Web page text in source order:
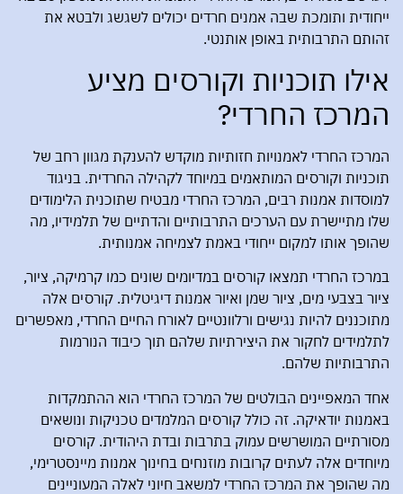
ייחודית ותומכת שבה אמנים חרדים יכולים לשגשג ולבטא את
זהותם התרבותית באופן אותנטי.
אילו תוכניות וקורסים מציע
המרכז החרדי?
המרכז החרדי לאמנויות חזותיות מוקדש להענקת מגוון רחב של
תוכניות וקורסים המותאמים במיוחד לקהילה החרדית. בניגוד
למוסדות אמנות רבים, המרכז החרדי מבטיח שתוכנית הלימודים
שלו מתיישרת עם הערכים התרבותיים והדתיים של תלמידיו, מה
שהופך אותו למקום ייחודי באמת לצמיחה אמנותית.
במרכז החרדי תמצאו קורסים במדיומים שונים כמו קרמיקה, ציור,
ציור בצבעי מים, ציור שמן ואיור אמנות דיגיטלית. קורסים אלה
מתוכננים להיות נגישים ורלוונטיים לאורח החיים החרדי, מאפשרים
לתלמידים לחקור את היצירתיות שלהם תוך כיבוד הנורמות
התרבותיות שלהם.
אחד המאפיינים הבולטים של המרכז החרדי הוא ההתמקדות
באמנות יודאיקה. זה כולל קורסים המלמדים טכניקות ונושאים
מסורתיים המושרשים עמוק בתרבות ובדת היהודית. קורסים
מיוחדים אלה לעתים קרובות מוזנחים בחינוך אמנות מיינסטרימי,
מה שהופך את המרכז החרדי למשאב חיוני לאלה המעוניינים